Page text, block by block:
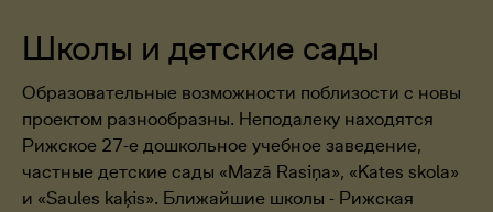
Школы и детские сады
Образовательные возможности поблизости с новы
проектом разнообразны. Неподалеку находятся
Рижское 27-е дошкольное учебное заведение,
частные детские сады «Mazā Rasiņa», «Kates skola»
и «Saules kaķis». Ближайшие школы - Рижская